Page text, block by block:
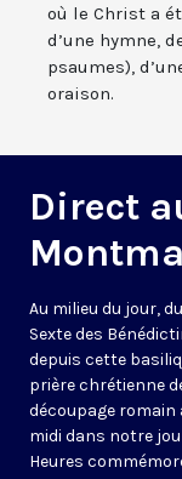
où le Christ a
d’une hymne,
psaumes),
oraison.
Direct
Au milieu du jour,
Sexte des
depuis cette
prière chrétienne
découpage romain
midi dans notre
Heures